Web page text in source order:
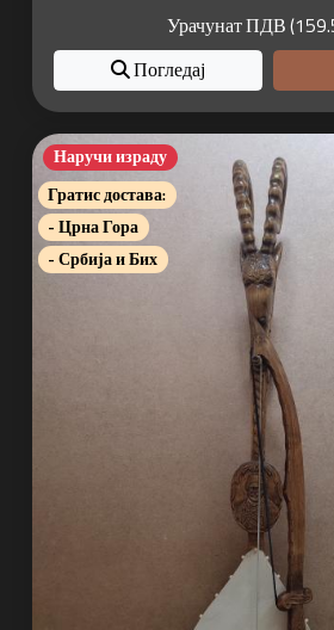
Урачунат ПДВ
Погледај
Наручи израду
Гратис достава:
- Црна Гора
- Србија и Бих